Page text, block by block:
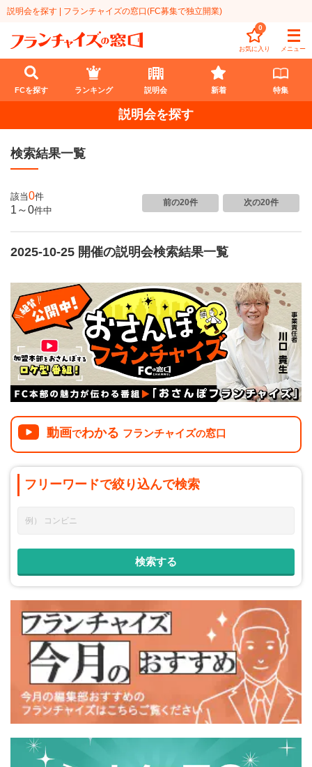
説明会を探す | フランチャイズの窓口(FC募集で独立開業)
お気に入り
0
メニュー
FCを探す
業種
代理店業
飲食・菓子業
無店舗系
小売業
介護・福祉業
美容・健康業
海外FC本部
インターン独立・社員募集
開業資金
101万円～300万円
301万円～500万円
501万円～1000万円
1001万円以上
北海道
東北
甲信越・北陸
関東
東海
近畿
四国
九州・沖縄
ランキング
総合ランキング
介護
塾
飲食
リペアクリーニング
100万以下で開業
脱サラで開業
法人様オススメ
副業・サイドビジネス
説明会
イベント
お役立ち情報コラム
会員登録 ログイン
FCを探す ランキング 説明会 新着 特集
説明会を探す
検索結果一覧
該当0件
1～0件中
前の20件 次の20件
2025-10-25 開催の説明会検索結果一覧
動画でわかる フランチャイズの窓口
フリーワードで絞り込んで検索